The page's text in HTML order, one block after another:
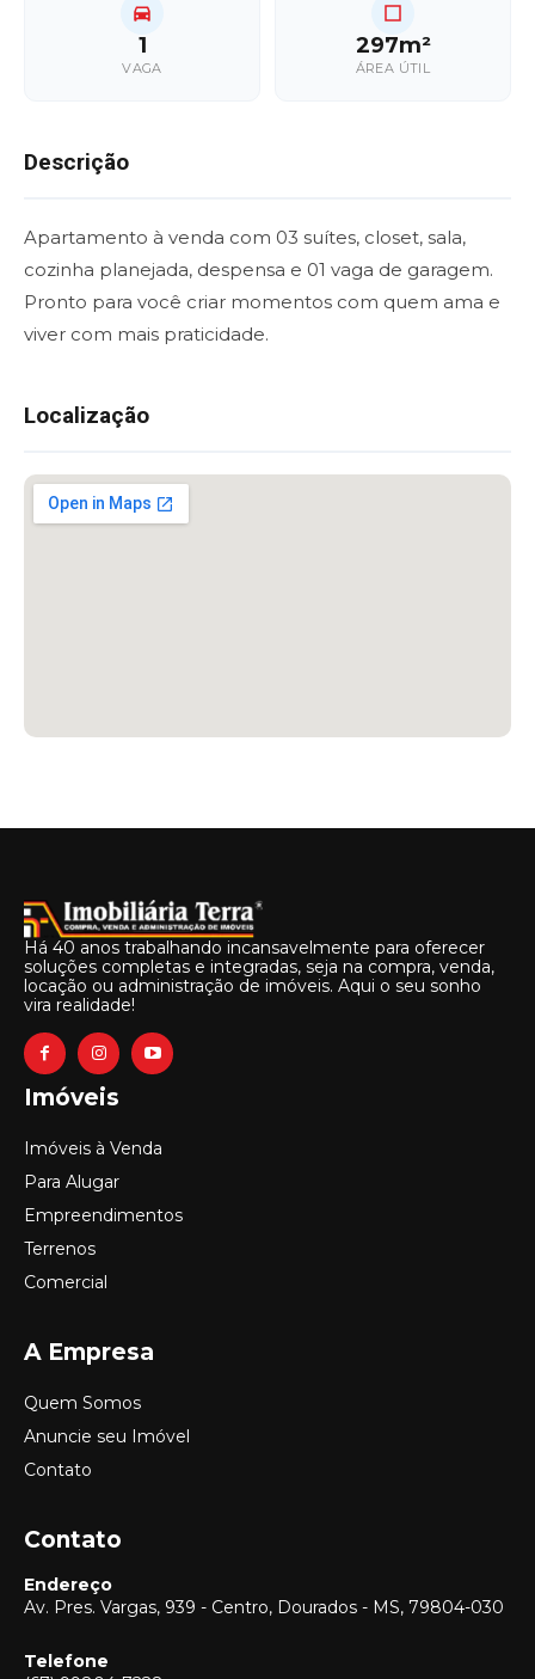
1
VAGA
297m²
ÁREA ÚTIL
Descrição
Apartamento à venda com 03 suítes, closet, sala,
cozinha planejada, despensa e 01 vaga de garagem.
Pronto para você criar momentos com quem ama e
viver com mais praticidade.
Localização
Há 40 anos trabalhando incansavelmente para oferecer
soluções completas e integradas, seja na compra, venda,
locação ou administração de imóveis. Aqui o seu sonho
vira realidade!
Imóveis
Imóveis à Venda
Para Alugar
Empreendimentos
Terrenos
Comercial
A Empresa
Quem Somos
Anuncie seu Imóvel
Contato
Contato
Endereço
Av. Pres. Vargas, 939 - Centro, Dourados - MS, 79804-030
Telefone